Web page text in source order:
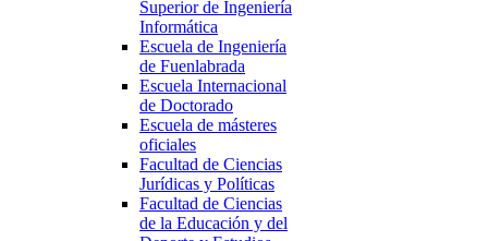
Superior de Ingeniería
Informática
Escuela de Ingeniería
de Fuenlabrada
Escuela Internacional
de Doctorado
Escuela de másteres
oficiales
Facultad de Ciencias
Jurídicas y Políticas
Facultad de Ciencias
de la Educación y del